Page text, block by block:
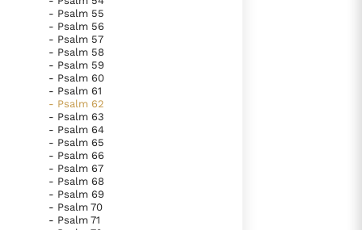
- Psalm 55
- Psalm 56
- Psalm 57
- Psalm 58
- Psalm 59
- Psalm 60
- Psalm 61
- Psalm 62
- Psalm 63
- Psalm 64
- Psalm 65
- Psalm 66
- Psalm 67
- Psalm 68
- Psalm 69
- Psalm 70
- Psalm 71